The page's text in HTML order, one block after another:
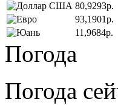
80,9293р.
93,1901р.
11,9684р.
Погода
Погода